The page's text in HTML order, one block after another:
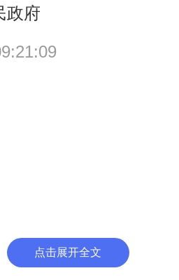
政府
点击展开全文